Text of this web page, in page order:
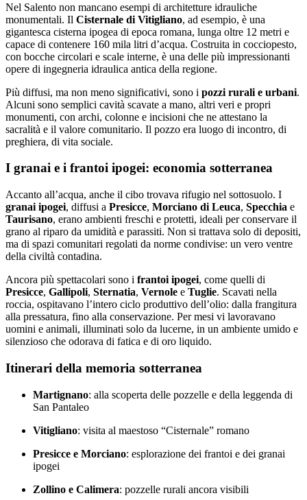
Nel Salento non mancano esempi di architetture idrauliche
monumentali. Il Cisternale di Vitigliano, ad esempio, è una
gigantesca cisterna ipogea di epoca romana, lunga oltre 12 metri e
capace di contenere 160 mila litri d’acqua. Costruita in cocciopesto,
con bocche circolari e scale interne, è una delle più impressionanti
opere di ingegneria idraulica antica della regione.
Più diffusi, ma non meno significativi, sono i pozzi rurali e urbani.
Alcuni sono semplici cavità scavate a mano, altri veri e propri
monumenti, con archi, colonne e incisioni che ne attestano la
sacralità e il valore comunitario. Il pozzo era luogo di incontro, di
preghiera, di vita sociale.
I granai e i frantoi ipogei: economia sotterranea
Accanto all’acqua, anche il cibo trovava rifugio nel sottosuolo. I
granai ipogei, diffusi a Presicce, Morciano di Leuca, Specchia e
Taurisano, erano ambienti freschi e protetti, ideali per conservare il
grano al riparo da umidità e parassiti. Non si trattava solo di depositi,
ma di spazi comunitari regolati da norme condivise: un vero ventre
della civiltà contadina.
Ancora più spettacolari sono i frantoi ipogei, come quelli di
Presicce, Gallipoli, Sternatia, Vernole e Tuglie. Scavati nella
roccia, ospitavano l’intero ciclo produttivo dell’olio: dalla frangitura
alla pressatura, fino alla conservazione. Per mesi vi lavoravano
uomini e animali, illuminati solo da lucerne, in un ambiente umido e
silenzioso che odorava di fatica e di oro liquido.
Itinerari della memoria sotterranea
Martignano: alla scoperta delle pozzelle e della leggenda di
San Pantaleo
Vitigliano: visita al maestoso “Cisternale” romano
Presicce e Morciano: esplorazione dei frantoi e dei granai
ipogei
Zollino e Calimera: pozzelle rurali ancora visibili